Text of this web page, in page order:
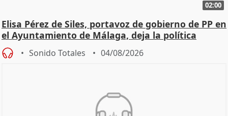
02:00
Elisa Pérez de Siles, portavoz de gobierno de PP en
el Ayuntamiento de Málaga, deja la política
Sonido Totales 04/08/2026